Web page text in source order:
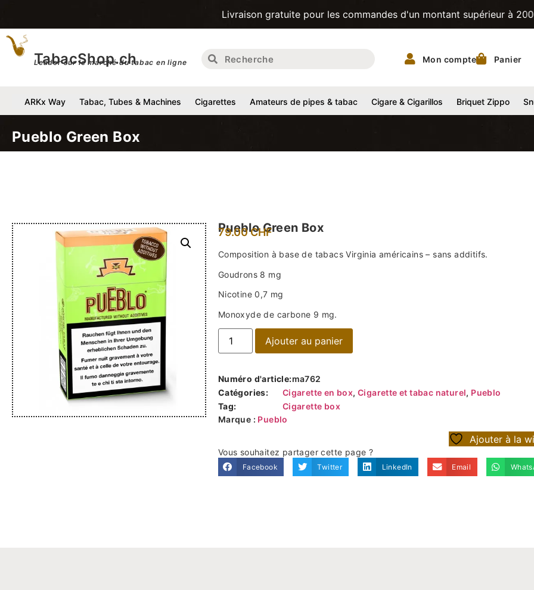
Livraison gratuite pour les commandes d'un montant supérieur à 200CHF! |
TabacShop.ch
Leader sur le marché du tabac en ligne Mon compte Panier
ARKx Way Tabac, Tubes & Machines Cigarettes Amateurs de pipes & tabac Cigare & Cigarillos Briquet Zippo
Pueblo Green Box
Pueblo Green Box
79.00CHF
Composition à base de tabacs Virginia américains – sans additifs.
Goudrons 8 mg
Nicotine 0,7 mg
Monoxyde de carbone 9 mg.
Ajouter au panier
Numéro d'article:ma762
Catégories:
Cigarette en box,Cigarette et tabac naturel, Pueblo
Tag:
Cigarette box
Marque : Pueblo
Ajouter à la
Vous souhaitez partager cette page ?
Facebook Twitter LinkedIn Email